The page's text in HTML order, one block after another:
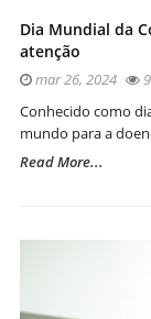
Dia Mundial da
atenção
mar 26, 2024
Conhecido como
mundo para a
Read More...